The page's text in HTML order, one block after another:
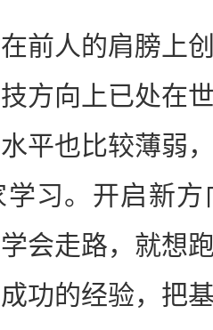
人的肩膀上创
方向上已处在
平也比较薄弱
学习。开启新
会走路，就想
功的经验，把